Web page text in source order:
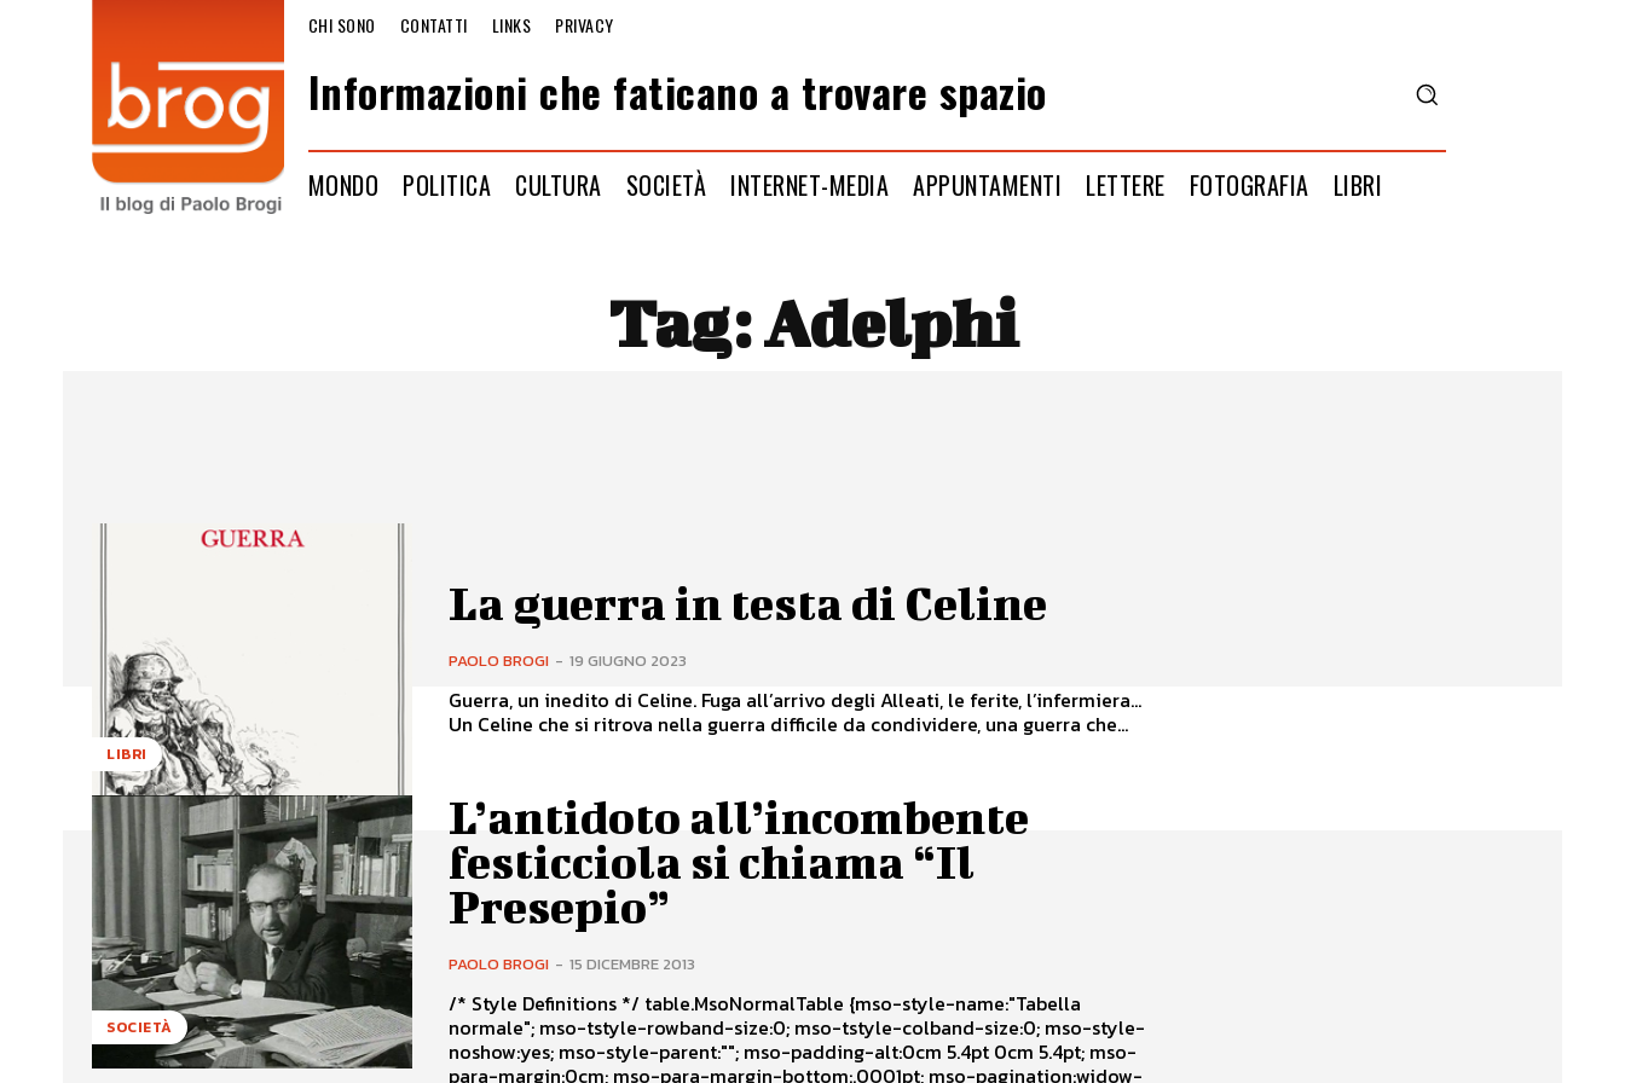
CHI SONO CONTATTI LINKS PRIVACY
Informazioni che faticano a trovare spazio
MONDO POLITICA CULTURA SOCIETÀ INTERNET-MEDIA APPUNTAMENTI LETTERE FOTOGRAFIA LIBRI
Tag:Adelphi
LIBRI
La guerra in testa di Celine
PAOLO BROGI - 19 GIUGNO 2023
Guerra, un inedito di Celine. Fuga all’arrivo degli Alleati, le ferite, l’infermiera…
Un Celine che si ritrova nella guerra difficile da condividere, una guerra che...
SOCIETÀ
L’antidoto all’incombente
festicciola si chiama “Il
Presepio”
PAOLO BROGI - 15 DICEMBRE 2013
/* Style Definitions */ table.MsoNormalTable {mso-style-name:"Tabella
normale"; mso-tstyle-rowband-size:0; mso-tstyle-colband-size:0; mso-style-
noshow:yes; mso-style-parent:""; mso-padding-alt:0cm 5.4pt 0cm 5.4pt; mso-
para-margin:0cm; mso-para-margin-bottom:.0001pt; mso-pagination:widow-